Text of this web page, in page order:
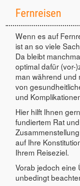
Fernreisen
Wenn es auf
ist an so viele
Da bleibt
optimal dafür (vor-
man während und
von
und
Hier hilft Ihnen
fundiertem Rat
auf Ihre
Ihrem Reiseziel.
Vorab jedoch eine
unbedingt